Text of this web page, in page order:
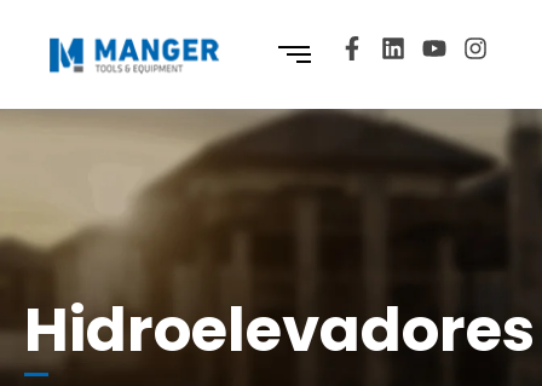
Hidroelevadores